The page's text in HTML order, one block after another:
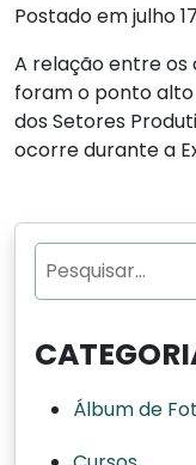
Postado em julho
A relação entre
foram o ponto
dos Setores
ocorre durante a
Pesquisar
Álbum de